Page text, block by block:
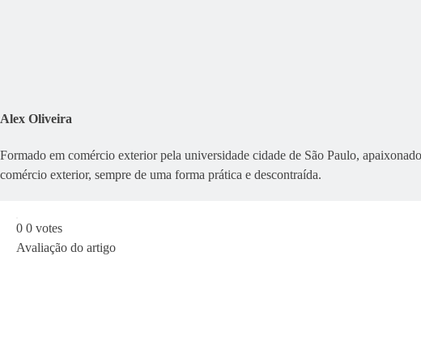
Alex Oliveira
Formado em comércio exterior pela universidade cidade de São Paulo,
comércio exterior, sempre de uma forma prática e descontraída.
0 0 votes
Avaliação do artigo